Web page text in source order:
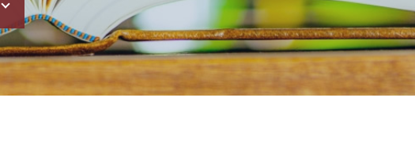
企業 法務 部
長 時間 労働 問題
戦略法務 とは
セクハラ 相談 解決
有給 取得 トラブル